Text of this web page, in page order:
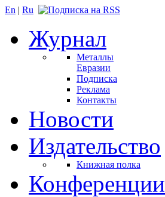
En | Ru
Журнал
Металлы
Евразии
Подписка
Реклама
Контакты
Новости
Издательство
Книжная полка
Конференции